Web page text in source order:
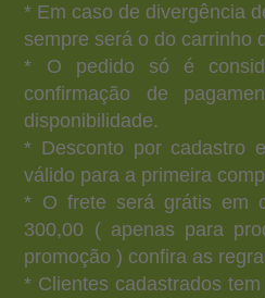
* Em caso de divergência
sempre será o do carrinho
* O pedido só é
confirmação de
disponibilidade.
* Desconto por cadastro
válido para a primeira
* O frete será grátis em
300,00 ( apenas para
promoção ) confira as
* Clientes cadastrados